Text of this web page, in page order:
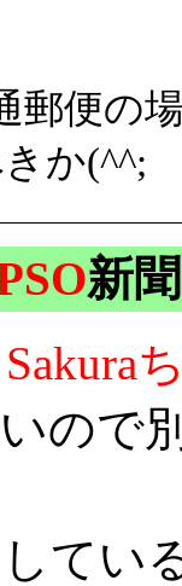
郵便の
か(^^;
新聞
Sakura
ので
てい